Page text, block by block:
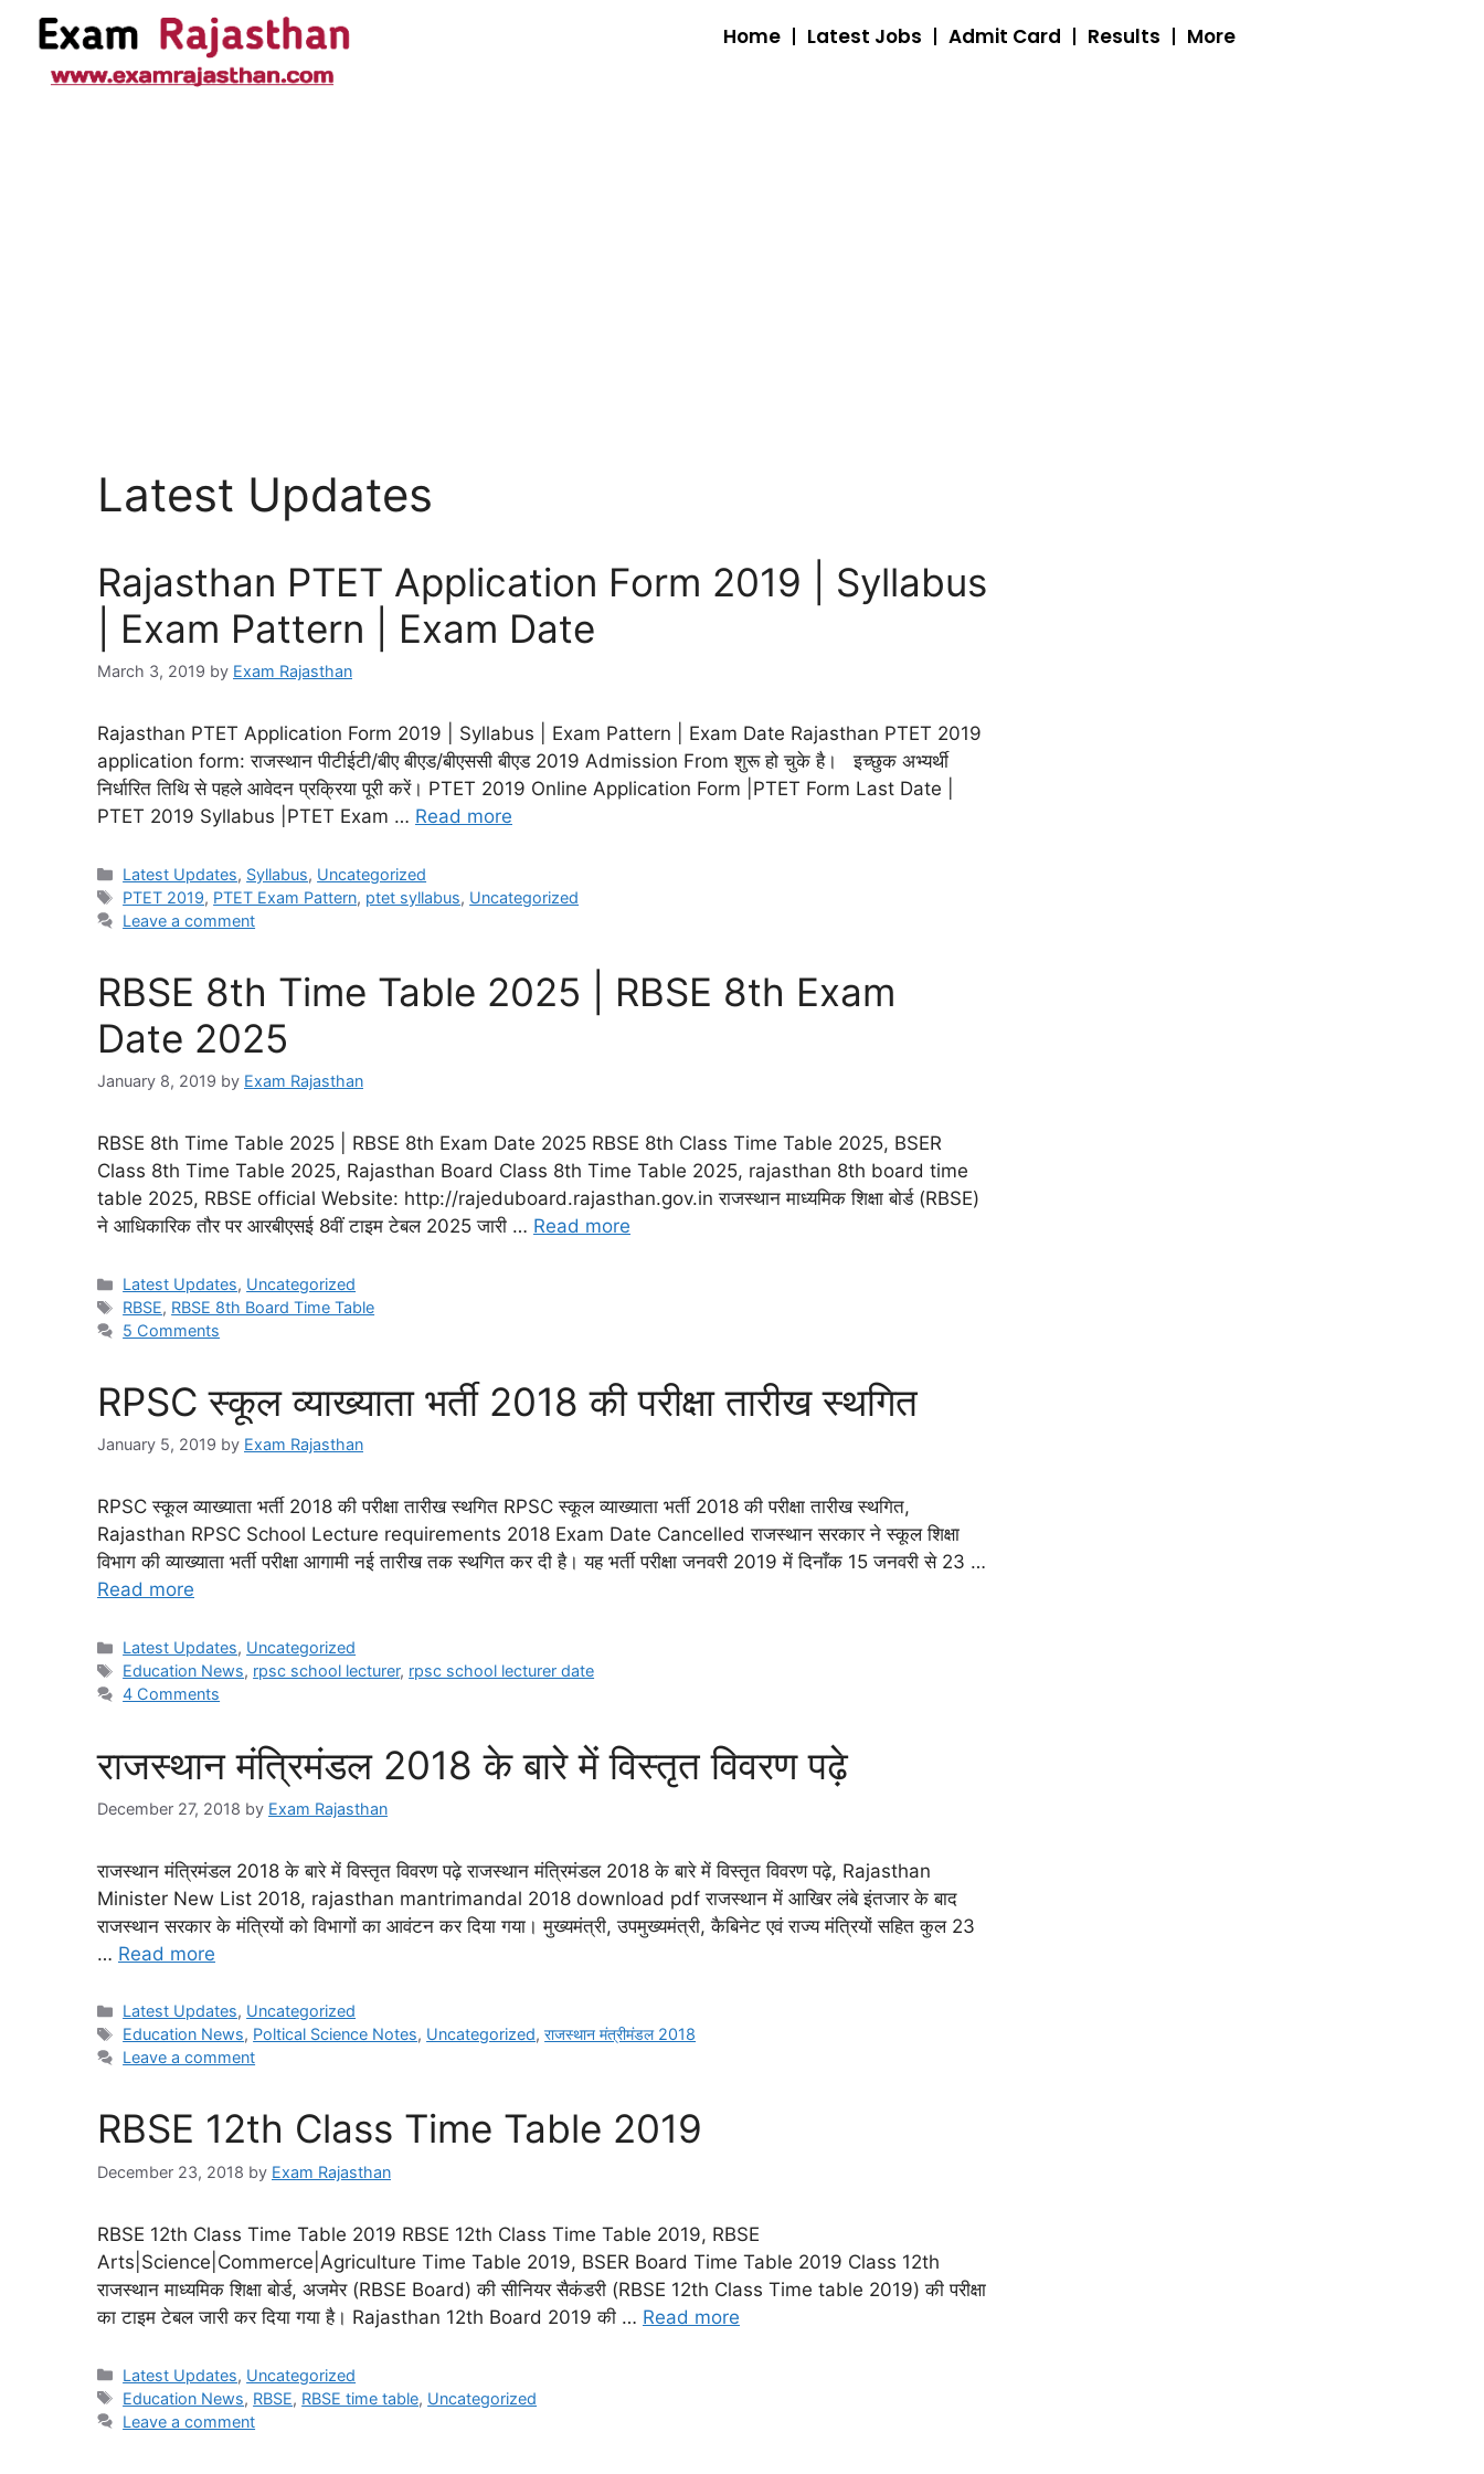
Home Latest Jobs Admit Card Results More
Latest Updates
Rajasthan PTET Application Form 2019 | Syllabus
| Exam Pattern | Exam Date
March 3, 2019 by Exam Rajasthan
Rajasthan PTET Application Form 2019 | Syllabus | Exam Pattern | Exam Date Rajasthan PTET 2019
application form: राजस्थान पीटीईटी/बीए बीएड/बीएससी बीएड 2019 Admission From शुरू हो चुके है। इच्छुक अभ्यर्थी
निर्धारित तिथि से पहले आवेदन प्रक्रिया पूरी करें। PTET 2019 Online Application Form |PTET Form Last Date |
PTET 2019 Syllabus |PTET Exam … Read more
Latest Updates, Syllabus, Uncategorized
PTET 2019, PTET Exam Pattern, ptet syllabus, Uncategorized
Leave a comment
RBSE 8th Time Table 2025 | RBSE 8th Exam
Date 2025
January 8, 2019 by Exam Rajasthan
RBSE 8th Time Table 2025 | RBSE 8th Exam Date 2025 RBSE 8th Class Time Table 2025, BSER
Class 8th Time Table 2025, Rajasthan Board Class 8th Time Table 2025, rajasthan 8th board time
table 2025, RBSE official Website: http://rajeduboard.rajasthan.gov.in राजस्थान माध्यमिक शिक्षा बोर्ड (RBSE)
ने आधिकारिक तौर पर आरबीएसई 8वीं टाइम टेबल 2025 जारी … Read more
Latest Updates, Uncategorized
RBSE, RBSE 8th Board Time Table
5 Comments
RPSC स्कूल व्याख्याता भर्ती 2018 की परीक्षा तारीख स्थगित
January 5, 2019 by Exam Rajasthan
RPSC स्कूल व्याख्याता भर्ती 2018 की परीक्षा तारीख स्थगित RPSC स्कूल व्याख्याता भर्ती 2018 की परीक्षा तारीख स्थगित,
Rajasthan RPSC School Lecture requirements 2018 Exam Date Cancelled राजस्थान सरकार ने स्कूल शिक्षा
विभाग की व्याख्याता भर्ती परीक्षा आगामी नई तारीख तक स्थगित कर दी है। यह भर्ती परीक्षा जनवरी 2019 में दिनाँक 15 जनवरी से 23 …
Read more
Latest Updates, Uncategorized
Education News, rpsc school lecturer, rpsc school lecturer date
4 Comments
राजस्थान मंत्रिमंडल 2018 के बारे में विस्तृत विवरण पढ़े
December 27, 2018 by Exam Rajasthan
राजस्थान मंत्रिमंडल 2018 के बारे में विस्तृत विवरण पढ़े राजस्थान मंत्रिमंडल 2018 के बारे में विस्तृत विवरण पढ़े, Rajasthan
Minister New List 2018, rajasthan mantrimandal 2018 download pdf राजस्थान में आखिर लंबे इंतजार के बाद
राजस्थान सरकार के मंत्रियों को विभागों का आवंटन कर दिया गया। मुख्यमंत्री, उपमुख्यमंत्री, कैबिनेट एवं राज्य मंत्रियों सहित कुल 23
… Read more
Latest Updates, Uncategorized
Education News, Poltical Science Notes, Uncategorized,राजस्थान मंत्रीमंडल 2018
Leave a comment
RBSE 12th Class Time Table 2019
December 23, 2018 by Exam Rajasthan
RBSE 12th Class Time Table 2019 RBSE 12th Class Time Table 2019, RBSE
Arts|Science|Commerce|Agriculture Time Table 2019, BSER Board Time Table 2019 Class 12th
राजस्थान माध्यमिक शिक्षा बोर्ड, अजमेर (RBSE Board) की सीनियर सैकंडरी (RBSE 12th Class Time table 2019) की परीक्षा
का टाइम टेबल जारी कर दिया गया है। Rajasthan 12th Board 2019 की … Read more
Latest Updates, Uncategorized
Education News, RBSE, RBSE time table, Uncategorized
Leave a comment